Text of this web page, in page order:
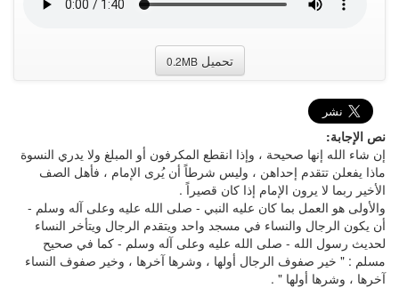
تحميل0.2MB
نص الإجابة:
إن شاء الله إنها صحيحة ، وإذا انقطع المكرفون أو المبلغ ولا يدري النسوة
ماذا يفعلن تتقدم إحداهن ، وليس شرطاً أن يُرى الإمام ، فأهل الصف
الأخير ربما لا يرون الإمام إذا كان قصيراً .
والأولى هو العمل بما كان عليه النبي - صلى الله عليه وعلى آله وسلم -
أن يكون الرجال والنساء في مسجد واحد ويتقدم الرجال ويتأخر النساء
لحديث رسول الله - صلى الله عليه وعلى آله وسلم - كما في صحيح
مسلم : " خير صفوف الرجال أولها ، وشرها آخرها ، وخير صفوف النساء
آخرها ، وشرها أولها " .